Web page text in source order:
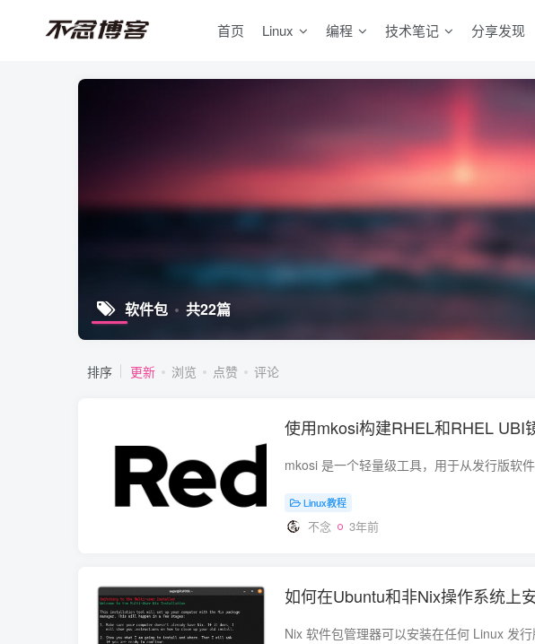
首页 Linux 编程 技术笔记 分享发现
软件包 共22篇
排序 更新 浏览 点赞 评论
使用mkosi构建RHEL和RHEL UBI
Linux教程
不念 3年前
如何在Ubuntu和非Nix操作系统上